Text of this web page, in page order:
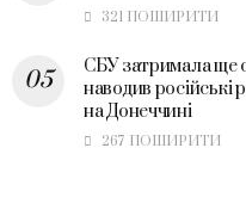
321 ПОШИРИТИ
СБУ затримала ще
наводив російські
на Донеччині
267 ПОШИРИТИ